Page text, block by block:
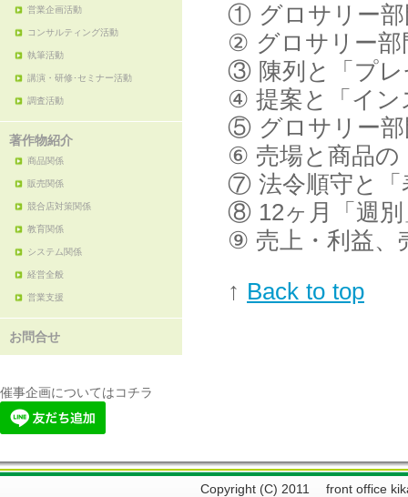
営業企画活動
コンサルティング活動
執筆活動
講演・研修･セミナー活動
調査活動
著作物紹介
商品関係
販売関係
競合店対策関係
教育関係
システム関係
経営全般
営業支援
お問合せ
催事企画についてはコチラ
① グロサリー部
② グロサリー部
③ 陳列と「プレ
④ 提案と「イン
⑤ グロサリー部
⑥ 売場と商品の
⑦ 法令順守と「
⑧ 12ヶ月「週
⑨ 売上・利益、
↑ Back to top
Copyright (C) 2011 front office